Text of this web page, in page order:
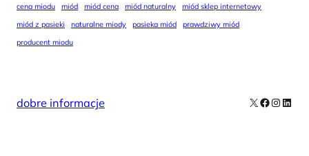
cena miodu miód miód cena miód naturalny
miód sklep internetowy
miód z pasieki
naturalne miody pasieka miód
prawdziwy miód
producent miodu
dobre informacje X Facebook